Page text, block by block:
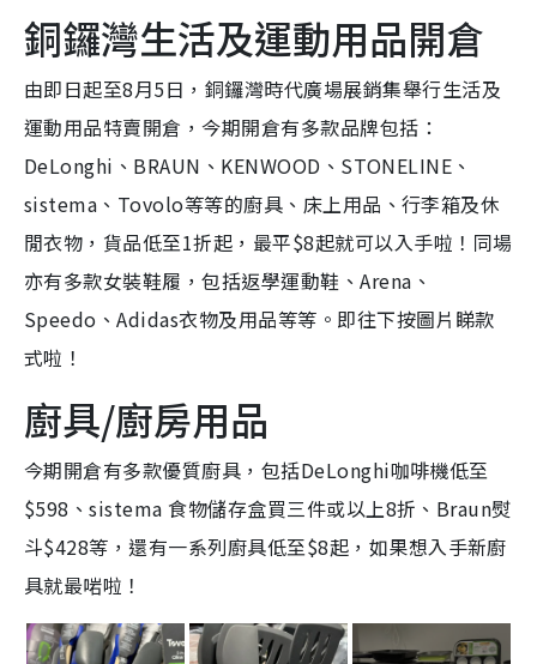
銅鑼灣生活及運動用品開倉
由即日起至8月5日，銅鑼灣時代廣場展銷集舉行生活及
運動用品特賣開倉，今期開倉有多款品牌包括：
DeLonghi、BRAUN、KENWOOD、STONELINE、
sistema、Tovolo等等的廚具、床上用品、行李箱及休
閒衣物，貨品低至1折起，最平$8起就可以入手啦！同場
亦有多款女裝鞋履，包括返學運動鞋、Arena、
Speedo、Adidas衣物及用品等等。即往下按圖片睇款
式啦！
廚具/廚房用品
今期開倉有多款優質廚具，包括DeLonghi咖啡機低至
$598、sistema 食物儲存盒買三件或以上8折、Braun熨
斗$428等，還有一系列廚具低至$8起，如果想入手新廚
具就最啱啦！